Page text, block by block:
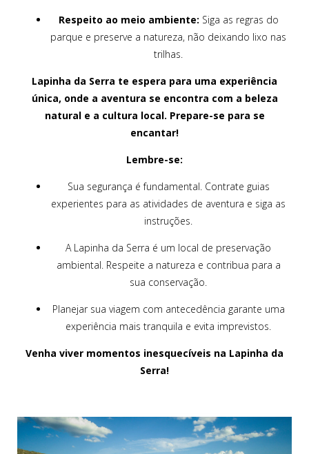
Respeito ao meio ambiente: Siga as regras do
parque e preserve a natureza, não deixando lixo nas
trilhas.
Lapinha da Serra te espera para uma experiência
única, onde a aventura se encontra com a beleza
natural e a cultura local. Prepare-se para se
encantar!
Lembre-se:
Sua segurança é fundamental. Contrate guias
experientes para as atividades de aventura e siga as
instruções.
A Lapinha da Serra é um local de preservação
ambiental. Respeite a natureza e contribua para a
sua conservação.
Planejar sua viagem com antecedência garante uma
experiência mais tranquila e evita imprevistos.
Venha viver momentos inesquecíveis na Lapinha da
Serra!